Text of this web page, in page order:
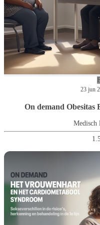
23 jun
On demand Obesitas
Medisch